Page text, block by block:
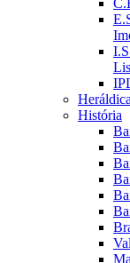
Heráldica
História